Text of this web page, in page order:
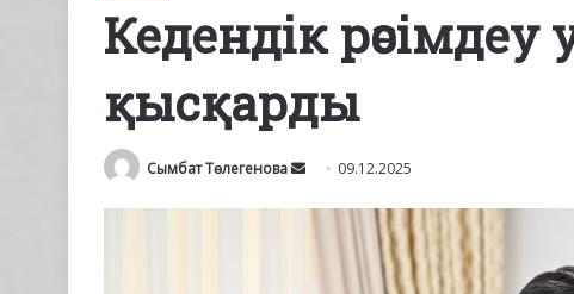
Кедендік
қысқарды
Сымбат Төлегенова
Send 09.12.2025